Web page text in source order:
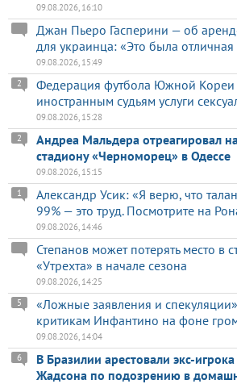
09.08.2026, 16:10
Джан Пьеро Гасперини — об
для украинца: «Это была
09.08.2026, 15:49
Федерация футбола Южной Кореи
иностранным судьям услуги
2
09.08.2026, 15:28
Андреа Мальдера отреагировал
стадиону «Черноморец» в Одессе
2
09.08.2026, 15:15
Александр Усик: «Я верю, что
99% — это труд. Посмотрите на
1
09.08.2026, 14:46
Степанов может потерять место в
«Утрехта» в начале сезона
09.08.2026, 14:25
«Ложные заявления и
критикам Инфантино на фоне
5
09.08.2026, 14:04
В Бразилии арестовали экс-
Жадсона по подозрению в
6